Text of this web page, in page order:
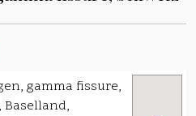
gamma fissure,
Baselland,